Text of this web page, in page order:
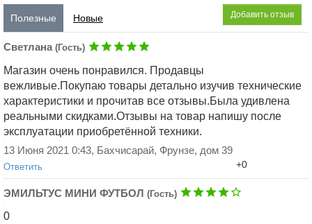
Добавить отзыв
Полезные Новые
Светлана (Гость)
Магазин очень понравился. Продавцы
вежливые.Покупаю товары детально изучив технические
характеристики и прочитав все отзывы.Была удивлена
реальными скидками.Отзывы на товар напишу после
эксплуатации приобретённой техники.
13 Июня 2021 0:43, Бахчисарай, Фрунзе, дом 39
Ответить +0
ЭМИЛЬТУС МИНИ ФУТБОЛ (Гость)
0